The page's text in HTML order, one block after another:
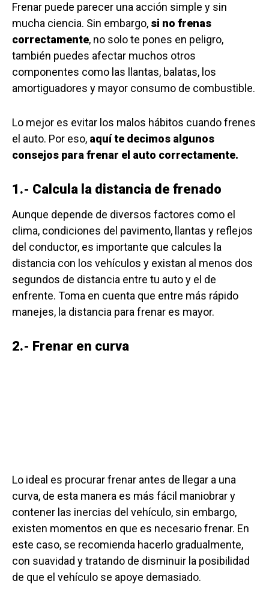
Frenar puede parecer una acción simple y sin
mucha ciencia. Sin embargo, si no frenas
correctamente, no solo te pones en peligro,
también puedes afectar muchos otros
componentes como las llantas, balatas, los
amortiguadores y mayor consumo de combustible.
Lo mejor es evitar los malos hábitos cuando frenes
el auto. Por eso, aquí te decimos algunos
consejos para frenar el auto correctamente.
1.- Calcula la distancia de frenado
Aunque depende de diversos factores como el
clima, condiciones del pavimento, llantas y reflejos
del conductor, es importante que calcules la
distancia con los vehículos y existan al menos dos
segundos de distancia entre tu auto y el de
enfrente. Toma en cuenta que entre más rápido
manejes, la distancia para frenar es mayor.
2.- Frenar en curva
Lo ideal es procurar frenar antes de llegar a una
curva, de esta manera es más fácil maniobrar y
contener las inercias del vehículo, sin embargo,
existen momentos en que es necesario frenar. En
este caso, se recomienda hacerlo gradualmente,
con suavidad y tratando de disminuir la posibilidad
de que el vehículo se apoye demasiado.